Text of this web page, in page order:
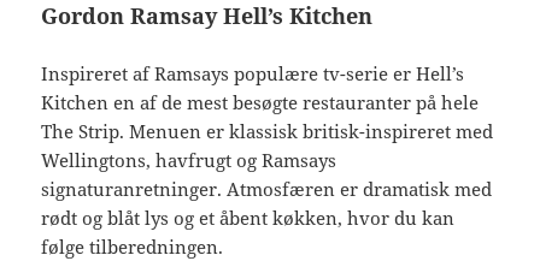
Gordon Ramsay Hell’s Kitchen
Inspireret af Ramsays populære tv-serie er Hell’s
Kitchen en af de mest besøgte restauranter på hele
The Strip. Menuen er klassisk britisk-inspireret med
Wellingtons, havfrugt og Ramsays
signaturanretninger. Atmosfæren er dramatisk med
rødt og blåt lys og et åbent køkken, hvor du kan
følge tilberedningen.